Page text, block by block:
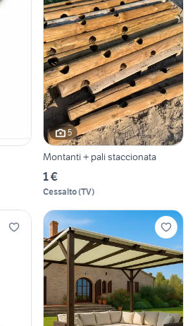
5
Montanti + pali staccionata
1 €
Cessalto(TV)